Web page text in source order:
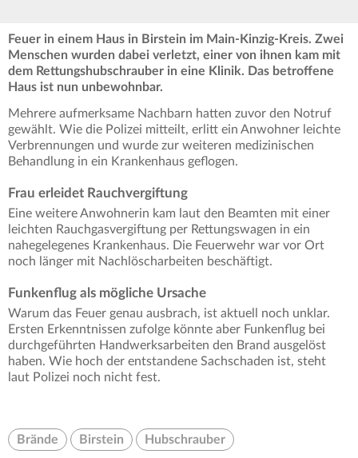
Feuer in einem Haus in Birstein im Main-Kinzig-Kreis. Zwei
Menschen wurden dabei verletzt, einer von ihnen kam mit
dem Rettungshubschrauber in eine Klinik. Das betroffene
Haus ist nun unbewohnbar.
Mehrere aufmerksame Nachbarn hatten zuvor den Notruf
gewählt. Wie die Polizei mitteilt, erlitt ein Anwohner leichte
Verbrennungen und wurde zur weiteren medizinischen
Behandlung in ein Krankenhaus geflogen.
Frau erleidet Rauchvergiftung
Eine weitere Anwohnerin kam laut den Beamten mit einer
leichten Rauchgasvergiftung per Rettungswagen in ein
nahegelegenes Krankenhaus. Die Feuerwehr war vor Ort
noch länger mit Nachlöscharbeiten beschäftigt.
Funkenflug als mögliche Ursache
Warum das Feuer genau ausbrach, ist aktuell noch unklar.
Ersten Erkenntnissen zufolge könnte aber Funkenflug bei
durchgeführten Handwerksarbeiten den Brand ausgelöst
haben. Wie hoch der entstandene Sachschaden ist, steht
laut Polizei noch nicht fest.
Brände Birstein Hubschrauber